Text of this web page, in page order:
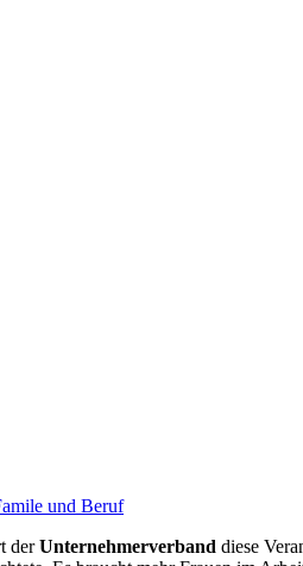
und Beruf
derUnternehmerverband diese